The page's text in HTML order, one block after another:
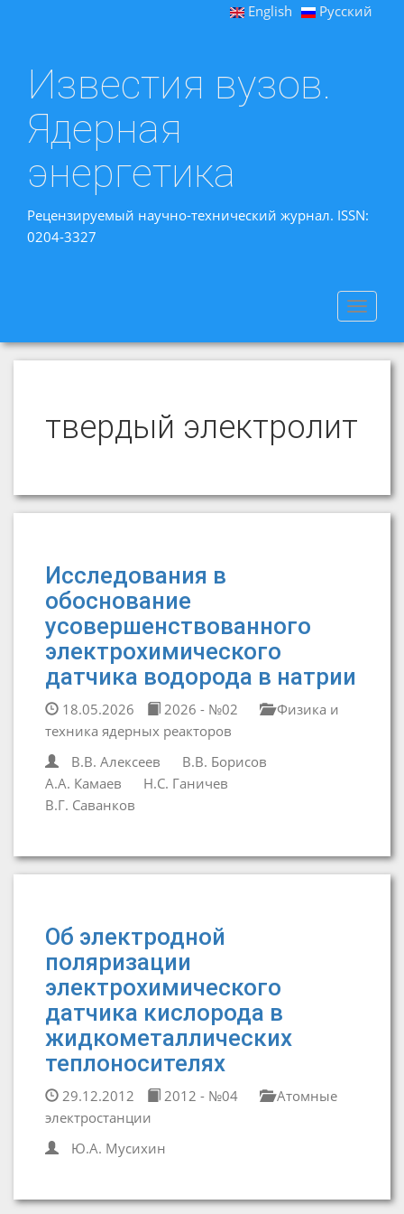
English Русский
Известия вузов.
Ядерная
энергетика
Рецензируемый научно-технический журнал. ISSN:
0204-3327
Toggle
твердый электролит
Исследования в
обоснование
усовершенствованного
электрохимического
датчика водорода в натрии
18.05.2026 2026 - №02
Физика и
техника ядерных реакторов
В.В. Алексеев
В.В. Борисов
А.А. Камаев
Н.С. Ганичев
В.Г. Саванков
Об электродной
поляризации
электрохимического
датчика кислорода в
жидкометаллических
теплоносителях
29.12.2012 2012 - №04
Атомные
электростанции
Ю.А. Мусихин